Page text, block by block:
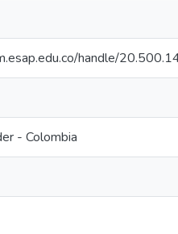
handle/
- Colombia